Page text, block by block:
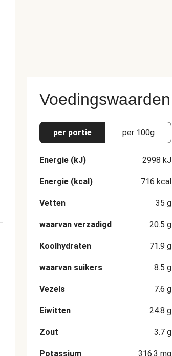
Voedingswaarden
per portie per 100g
Energie (kJ) 2998 kJ
Energie (kcal) 716 kcal
Vetten 35 g
waarvan verzadigd 20.5 g
Koolhydraten 71.9 g
waarvan suikers 8.5 g
Vezels 7.6 g
Eiwitten 24.8 g
Zout 3.7 g
Potassium 316.3 mg